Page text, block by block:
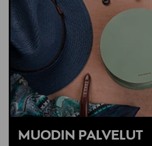
MUODIN PALVELUT